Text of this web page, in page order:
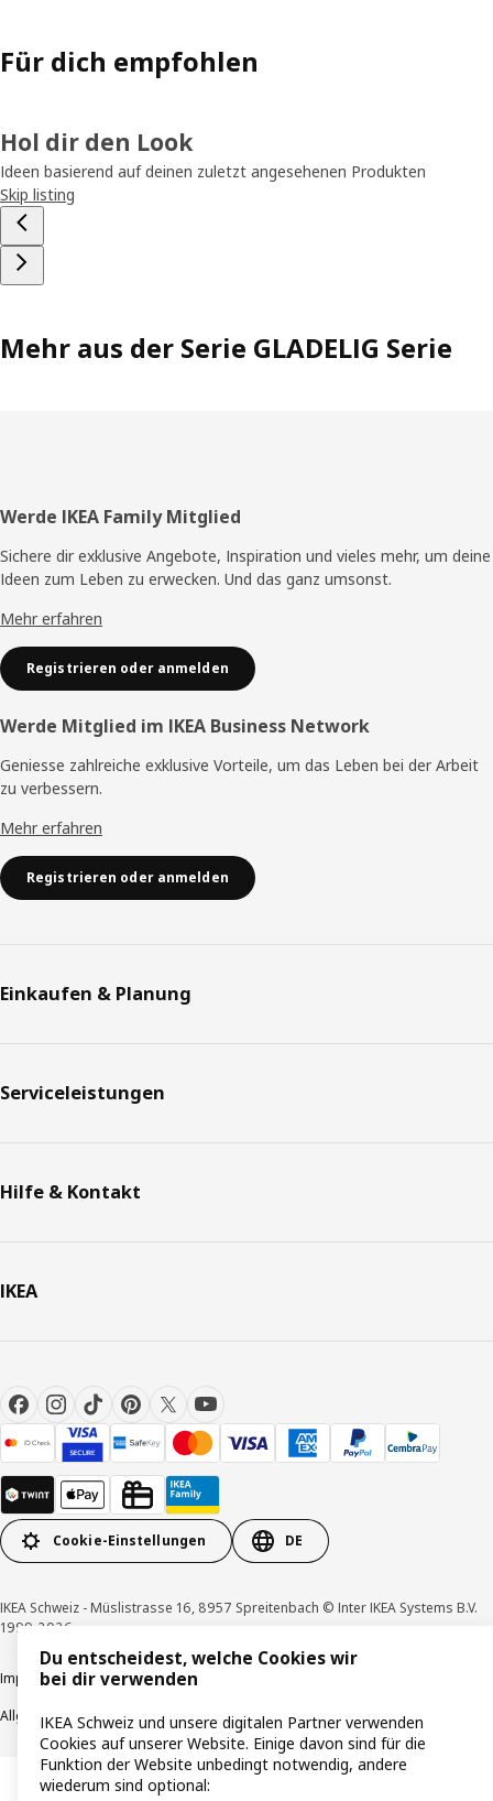
Für dich empfohlen
Hol dir den Look
Ideen basierend auf deinen zuletzt angesehenen Produkten
Skip listing
Mehr aus der Serie GLADELIG Serie
Fusszeile
Werde IKEA Family Mitglied
Sichere dir exklusive Angebote, Inspiration und vieles mehr, um deine
Ideen zum Leben zu erwecken. Und das ganz umsonst.
Mehr erfahren
Registrieren oder anmelden
Werde Mitglied im IKEA Business Network
Geniesse zahlreiche exklusive Vorteile, um das Leben bei der Arbeit
zu verbessern.
Mehr erfahren
Registrieren oder anmelden
Einkaufen & Planung
Serviceleistungen
Hilfe & Kontakt
IKEA
Cookie-Einstellungen DE
IKEA Schweiz - Müslistrasse 16, 8957 Spreitenbach © Inter IKEA Systems B.V.
1999-2026
Impressum / Datenschutzerklärung
Allgemeine Geschäftsbedingungen
Du entscheidest, welche Cookies wir
bei dir verwenden
IKEA Schweiz und unsere digitalen Partner verwenden
Cookies auf unserer Website. Einige davon sind für die
Funktion der Website unbedingt notwendig, andere
wiederum sind optional: